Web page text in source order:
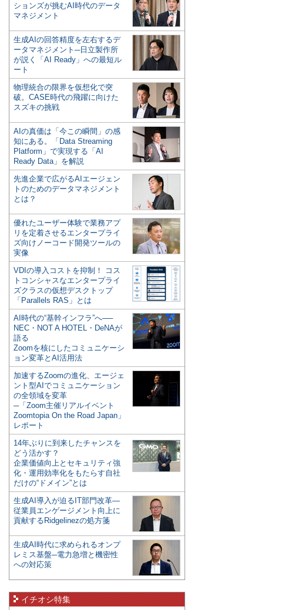
ションズが挑むAI時代のデータ
マネジメント
生成AIの回答精度を左右するデ
ータマネジメント─日立製作所
が説く「AI Ready」への最短ル
ート
物理統合の限界を仮想化で突
破。CASE時代の飛躍に向けた
スズキの挑戦
AIの真価は「今この瞬間」の感
知にある。「Data Streaming
Platform」で実現する「AI
Ready Data」を解説
先進企業で広がるAIエージェン
トのためのデータマネジメント
とは？
優れたユーザー体験で業務アプ
リを定着させるエンタープライ
ズ向けノーコード開発ツールの
実像
VDIの導入コストを抑制！ コス
トコンシャスなエンタープライ
ズクラスの仮想デスクトップ
「Parallels RAS」とは
AI時代の“基幹インフラ”へ──
NEC・NOT A HOTEL・DeNAが
語る
Zoomを核にしたコミュニケーシ
ョン変革とAI活用法
加速するZoomの進化、エージェ
ント型AIでコミュニケーション
の全領域を変革
─「Zoom主催リアルイベント
Zoomtopia On the Road Japan」
レポート
14年ぶりに到来したチャンスを
どう活かす？
企業価値向上とセキュリティ強
化・運用効率化をもたらす自社
だけの“ドメイン”とは
生成AI導入が迫るIT部門改革―
従業員エンゲージメント向上に
貢献するRidgelinezの処方箋
生成AI時代に求められるオンプ
レミス基盤─電力急増と機密性
への対応策
イチオシ特集